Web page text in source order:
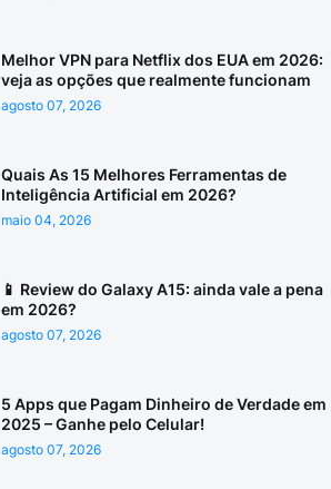
Melhor VPN para Netflix dos EUA em 2026:
veja as opções que realmente funcionam
agosto 07, 2026
Quais As 15 Melhores Ferramentas de
Inteligência Artificial em 2026?
maio 04, 2026
📱 Review do Galaxy A15: ainda vale a pena
em 2026?
agosto 07, 2026
5 Apps que Pagam Dinheiro de Verdade em
2025 – Ganhe pelo Celular!
agosto 07, 2026